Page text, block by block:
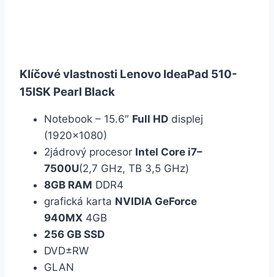
Klíčové vlastnosti Lenovo IdeaPad 510-
15ISK Pearl Black
Notebook – 15.6″ Full HD displej
(1920×1080)
2jádrový procesor Intel Core i7–
7500U(2,7 GHz, TB 3,5 GHz)
8GB RAM DDR4
grafická karta NVIDIA GeForce
940MX 4GB
256 GB SSD
DVD±RW
GLAN